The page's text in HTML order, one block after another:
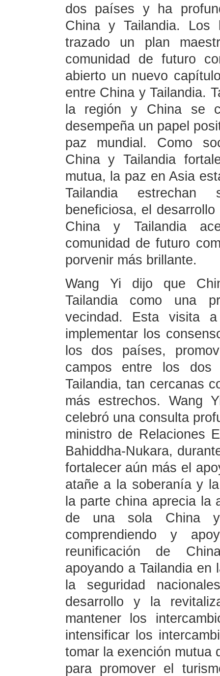
dos países y ha
China y Tailandia.
trazado un plan
comunidad de futuro
abierto un nuevo
entre China y Tailandia.
la región y China se
desempeña un papel
paz mundial. Como
China y Tailandia
mutua, la paz en Asia
Tailandia estrechan
beneficiosa, el
China y Tailandia
comunidad de futuro
porvenir más brillante.
Wang Yi dijo que
Tailandia como una
vecindad. Esta visita
implementar los
los dos países,
campos entre los
Tailandia, tan cercanas
más estrechos. Wang
celebró una consulta
ministro de Relaciones
Bahiddha-Nukara,
fortalecer aún más el
atañe a la soberanía y
la parte china aprecia la
de una sola China
comprendiendo y
reunificación de
apoyando a Tailandia
la seguridad
desarrollo y la
mantener los
intensificar los
tomar la exención mutua
para promover el